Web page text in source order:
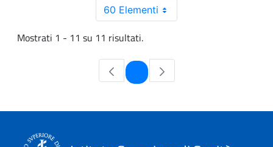
60 Elementi
Mostrati 1 - 11 su 11 risultati.
Pagina